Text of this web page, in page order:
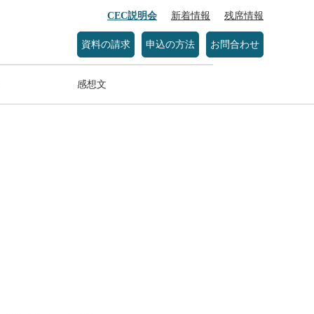
CEC説明会 新着情報 残席情報
資料の請求 申込の方法 お問合わせ
感想文